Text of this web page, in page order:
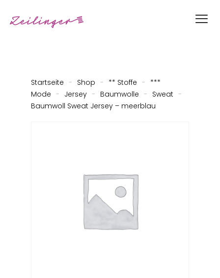
Startseite - Shop - ** Stoffe - ***
Mode - Jersey - Baumwolle - Sweat -
Baumwoll Sweat Jersey – meerblau